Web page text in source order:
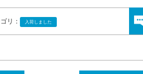
リ： 入荷しました